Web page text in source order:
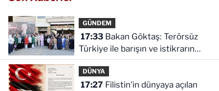
GÜNDEM
17:33Bakan Göktaş: Terörsüz
Türkiye ile barışın ve istikrarın
güçlendiği gelecek hedefliyoruz
DÜNYA
17:27